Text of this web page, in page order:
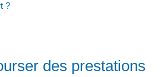
?
des prestations